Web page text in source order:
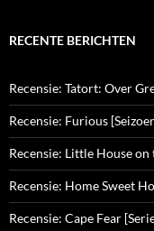
RECENTE BERICHTEN
Recensie: Tatort: Over
Recensie: Furious
Recensie: Little House
Recensie: Home Sweet
Recensie: Cape Fear